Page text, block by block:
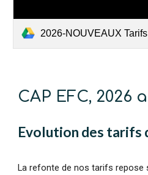
2026-NOUVEAUX
CAP EFC, 2026
Evolution des tarifs
La refonte de nos tarifs repose